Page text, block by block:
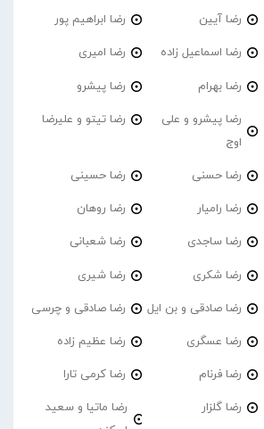
رضا آیین رضا ابراهیم پور
رضا اسماعیل زاده رضا امیری
رضا بهرام رضا پیشرو
رضا پیشرو و علی
اوج
رضا تیتو و علیرضا
رضا حسنی رضا حسینی
رضا رامیار رضا روهان
رضا ساجدی رضا شعبانی
رضا شکری رضا شیری
رضا صادقی و بن ایل رضا صادقی و چرسی
رضا عسگری رضا عظیم زاده
رضا فرنام رضا کرمی تارا
رضا گلزار
رضا ماتیا و سعید